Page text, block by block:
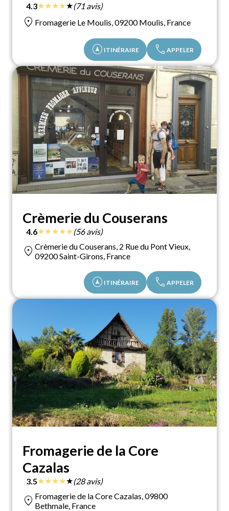
4.3★★★★★(71 avis)
location_on Fromagerie Le Moulis, 09200 Moulis, France
assistant_navigation ITINÉRAIRE call APPELER
Crèmerie du Couserans
4.6★★★★★(56 avis)
location_on Crèmerie du Couserans, 2 Rue du Pont Vieux,
09200 Saint-Girons, France
assistant_navigation ITINÉRAIRE call APPELER
Fromagerie de la Core
Cazalas
3.5★★★★★(28 avis)
location_on Fromagerie de la Core Cazalas, 09800
Bethmale, France